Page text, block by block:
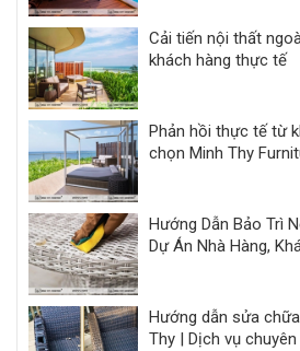
Cải tiến nội thất
khách hàng thực tế
Phản hồi thực tế từ
chọn Minh Thy
Hướng Dẫn Bảo Trì
Dự Án Nhà Hàng,
Hướng dẫn sửa
Thy | Dịch vụ